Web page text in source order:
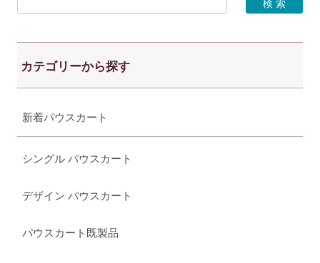
カテゴリーから探す
新着パウスカート
シングル パウスカート
デザイン パウスカート
パウスカート既製品